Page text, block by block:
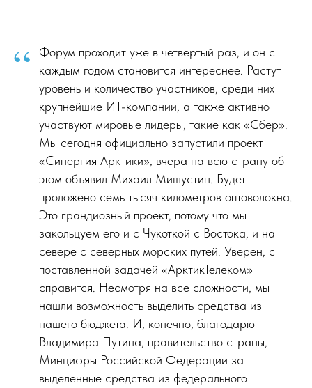
“
Форум проходит уже в четвертый раз, и он с
каждым годом становится интереснее. Растут
уровень и количество участников, среди них
крупнейшие ИТ-компании, а также активно
участвуют мировые лидеры, такие как «Сбер».
Мы сегодня официально запустили проект
«Синергия Арктики», вчера на всю страну об
этом объявил Михаил Мишустин. Будет
проложено семь тысяч километров оптоволокна.
Это грандиозный проект, потому что мы
закольцуем его и с Чукоткой с Востока, и на
севере с северных морских путей. Уверен, с
поставленной задачей «АрктикТелеком»
справится. Несмотря на все сложности, мы
нашли возможность выделить средства из
нашего бюджета. И, конечно, благодарю
Владимира Путина, правительство страны,
Минцифры Российской Федерации за
выделенные средства из федерального